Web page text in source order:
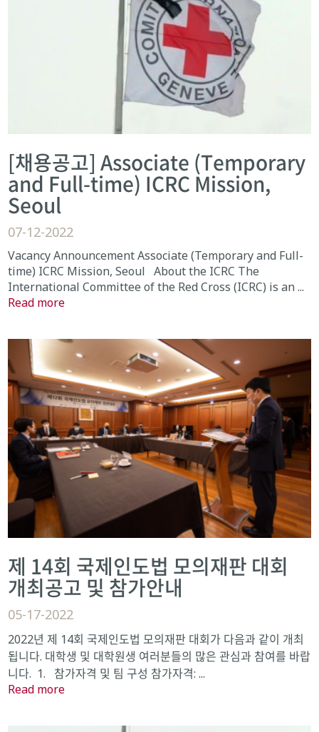
[채용공고] Associate (Temporary
and Full-time) ICRC Mission,
Seoul
07-12-2022
Vacancy Announcement Associate (Temporary and Full-
time) ICRC Mission, Seoul About the ICRC The
International Committee of the Red Cross (ICRC) is an ...
Read more
제 14회 국제인도법 모의재판 대회
개최공고 및 참가안내
05-17-2022
2022년 제 14회 국제인도법 모의재판 대회가 다음과 같이 개최
됩니다. 대학생 및 대학원생 여러분들의 많은 관심과 참여를 바랍
니다. 1. 참가자격 및 팀 구성 참가자격: ...
Read more